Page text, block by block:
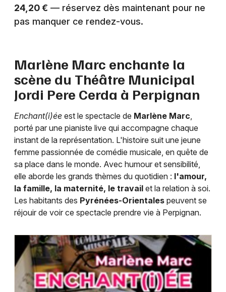
Humour en Occitanie
Newsletter des sorties
Artistes en tournée
Actus à Perpignan
Magazine à Perpignan
66 - Pyrénées-Orientales
Choisir mes départements
24,20 € — réservez dès maintenant pour ne
pas manquer ce rendez-vous.
Marlène Marc enchante la
scène du Théâtre Municipal
Jordi Pere Cerda à Perpignan
Enchant(i)ée est le spectacle de Marlène Marc,
porté par une pianiste live qui accompagne chaque
instant de la représentation. L'histoire suit une jeune
femme passionnée de comédie musicale, en quête de
sa place dans le monde. Avec humour et sensibilité,
elle aborde les grands thèmes du quotidien : l'amour,
la famille, la maternité, le travail et la relation à soi.
Les habitants des Pyrénées-Orientales peuvent se
réjouir de voir ce spectacle prendre vie à Perpignan.